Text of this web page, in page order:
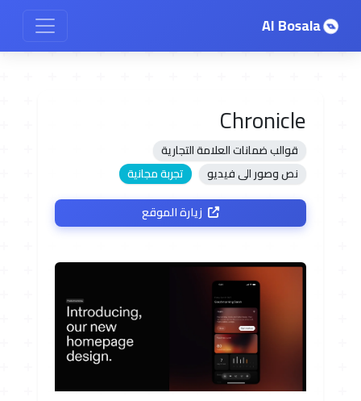
AI Bosala
Chronicle
قوالب ضمانات العلامة التجارية
نص وصور الى فيديو
تجربة مجانية
زيارة الموقع